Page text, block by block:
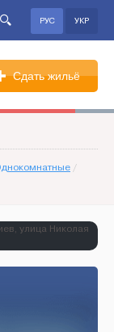
РУС УКР
Сдать жильё
/